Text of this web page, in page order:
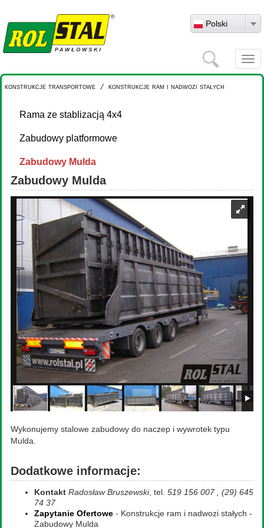
Polski
Szukaj
konstrukcje transportowe / konstrukcje ram i nadwozi stałych
Rama ze stablizacją 4x4
Zabudowy platformowe
Zabudowy Mulda
Zabudowy Mulda
Wykonujemy stalowe zabudowy do naczep i wywrotek typu
Mulda.
Dodatkowe informacje:
Kontakt Radosław Bruszewski, tel. 519 156 007 , (29) 645
74 37
Zapytanie Ofertowe - Konstrukcje ram i nadwozi stałych -
Zabudowy Mulda